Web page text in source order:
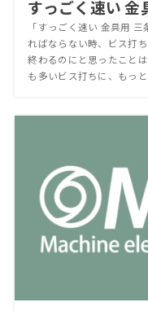
すっごく速い 金
「すっごく速い 金具用
ればならない時、ビス打
終わるのにと思ったこと
も多いビス打ちに、もっ